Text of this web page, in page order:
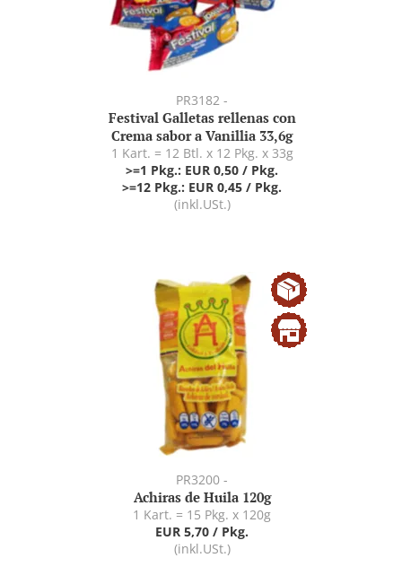
PR3182 -
Festival Galletas rellenas con
Crema sabor a Vanillia 33,6g
1 Kart. = 12 Btl. x 12 Pkg. x 33g
>=1 Pkg.: EUR 0,50 / Pkg.
>=12 Pkg.: EUR 0,45 / Pkg.
(inkl.USt.)
PR3200 -
Achiras de Huila 120g
1 Kart. = 15 Pkg. x 120g
EUR 5,70 / Pkg.
(inkl.USt.)